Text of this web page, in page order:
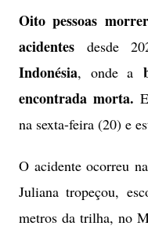
Oito pessoas
acidentes desde
Indonésia, onde a
encontrada morta.
na sexta-feira (20) e
O acidente ocorreu
Juliana tropeçou,
metros da trilha, no